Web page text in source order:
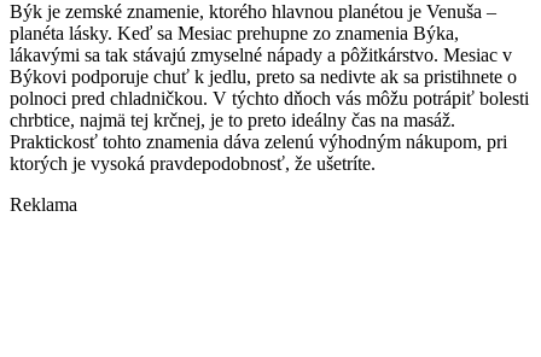
Býk je zemské znamenie, ktorého hlavnou planétou je Venuša –
planéta lásky. Keď sa Mesiac prehupne zo znamenia Býka,
lákavými sa tak stávajú zmyselné nápady a pôžitkárstvo. Mesiac v
Býkovi podporuje chuť k jedlu, preto sa nedivte ak sa pristihnete o
polnoci pred chladničkou. V týchto dňoch vás môžu potrápiť bolesti
chrbtice, najmä tej krčnej, je to preto ideálny čas na masáž.
Praktickosť tohto znamenia dáva zelenú výhodným nákupom, pri
ktorých je vysoká pravdepodobnosť, že ušetríte.
Reklama